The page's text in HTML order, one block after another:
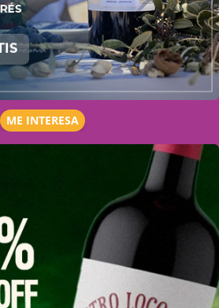
ME INTERESA